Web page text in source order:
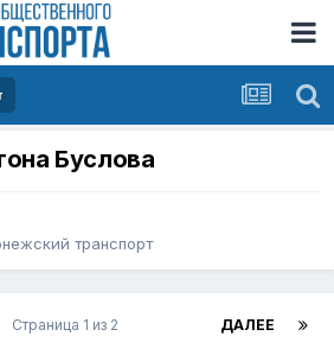
Буслова
транспорт
ДАЛЕЕ
Страница 1 из 2